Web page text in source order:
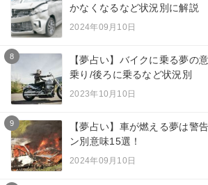
かなくなるなど状況別に解説
2024年09月10日
8
【夢占い】バイクに乗る夢の
乗り/後ろに乗るなど状況別
2023年10月10日
9
【夢占い】車が燃える夢は警
ン別意味15選！
2024年09月10日